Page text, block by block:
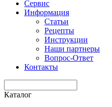
Сервис
Информация
Статьи
Рецепты
Инструкции
Наши партнеры
Вопрос-Ответ
Контакты
Каталог